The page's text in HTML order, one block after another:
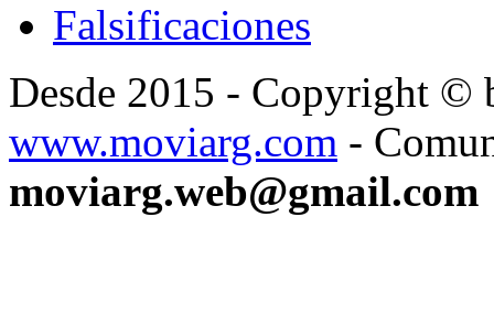
Falsificaciones
Desde 2015 - Copyright ©
www.moviarg.com -
moviarg.web@gmail.com